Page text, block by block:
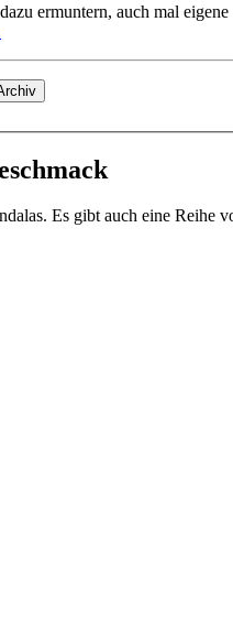
eigene Mandalas zu erstellen. Für Hinweise
Es gibt auch eine Reihe